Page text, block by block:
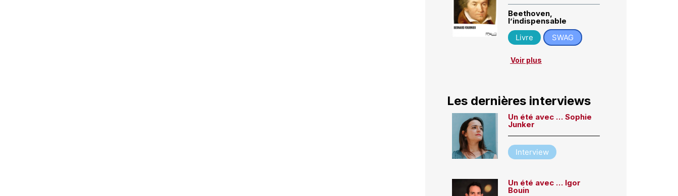
Beethoven,
l’indispensable
Livre
SWAG
Voir plus
Les dernières interviews
Un été avec … Sophie
Junker
Interview
Un été avec … Igor
Bouin